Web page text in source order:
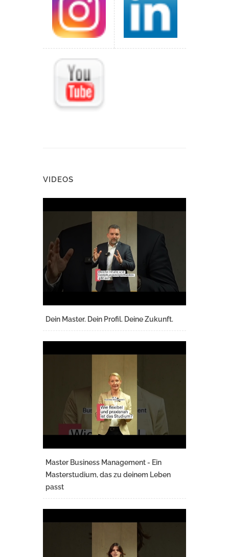
VIDEOS
Dein Master. Dein Profil. Deine Zukunft.
Master Business Management - Ein
Masterstudium, das zu deinem Leben
passt